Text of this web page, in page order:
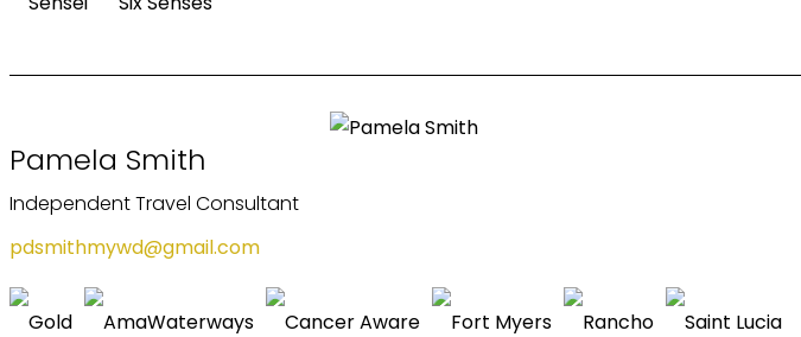
Pamela Smith
Independent Travel Consultant
pdsmithmywd@gmail.com